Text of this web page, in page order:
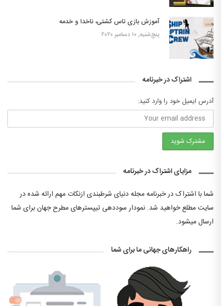
آموزش بازی تاس کشتی، ناخدا و خدمه
پنج‌شنبه, ۱۰ دسامبر ۲۰۲۰
اشتراک در خبرنامه
آدرس ایمیل خود را وارد کنید:
مزایای اشتراک در خبرنامه
شما با اشتراک در خبرنامه مجله دنیای شرطبندی ازنکات مهم ارائه شده در
سایت مطلع خواهید شد. نمودار سوددهی تیپسترهای مطرح جهان برای شما
ارسال میشود.
راهکارهای جهانی ما برای شما